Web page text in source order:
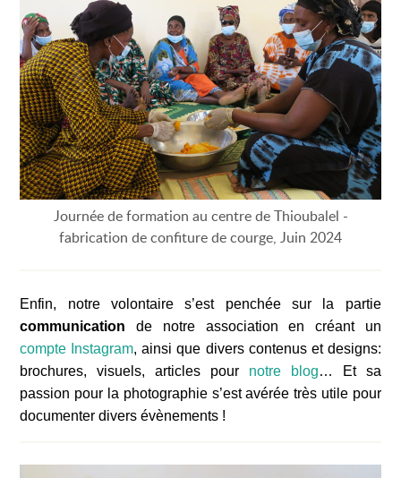
Journée de formation au centre de Thioubalel -
fabrication de confiture de courge, Juin 2024
Enfin, notre volontaire s’est penchée sur la partie
communication de notre association en créant un
compte Instagram, ainsi que divers contenus et designs:
brochures, visuels, articles pour notre blog… Et sa
passion pour la photographie s’est avérée très utile pour
documenter divers évènements !